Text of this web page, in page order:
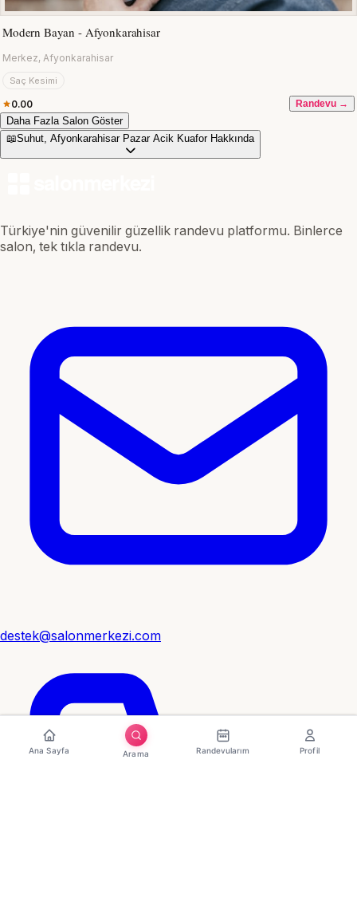
Modern Bayan - Afyonkarahisar
Merkez, Afyonkarahisar
Saç Kesimi
0.00 Randevu →
Daha Fazla Salon Göster
📖Suhut, Afyonkarahisar Pazar Acik Kuafor Hakkında
Türkiye'nin güvenilir güzellik randevu platformu. Binlerce
salon, tek tıkla randevu.
destek@salonmerkezi.com
Ana Sayfa Arama Randevularım Profil